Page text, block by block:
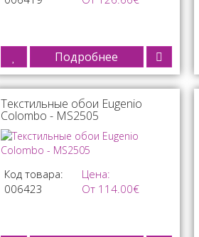
Подробнее
Текстильные обои Eugenio
Colombo - MS2505
Код товара:
006423
Цена:
От 114.00€